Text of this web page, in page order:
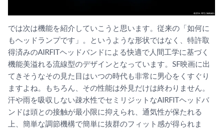
では次は機能を紹介していこうと思います。従来の「如何に
もヘッドランプです」。というような形状ではなく、特許取
得済みのAIRFITヘッドバンドによる快適で人間工学に基づく
機能美溢れる流線型のデザインとなっています。SF映画に出
てきそうなその見た目はいつの時代も非常に男心をくすぐり
ますよね。もちろん、その性能は外見だけは終わりません。
汗や雨を吸収しない疎水性でセミリジットなAIRFITヘッドバ
ンドは頭との接触が最小限に抑えられ、通気性が保たれる
上、簡単な調節機構で簡単に抜群のフィット感が得られま